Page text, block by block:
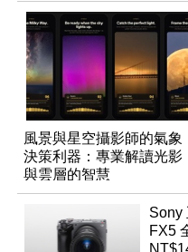
風景與星空攝影師的氣象
決策利器：專業解讀光影
與雲層的智慧
App「Atmos」登場
Sony
FX5